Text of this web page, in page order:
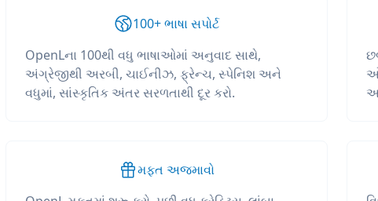
100+ ભાષા સપોર્ટ
OpenLના 100થી વધુ ભાષાઓમાં અનુવાદ સાથે,
અંગ્રેજીથી અરબી, ચાઈનીઝ, ફ્રેન્ચ, સ્પેનિશ અને
વધુમાં, સાંસ્કૃતિક અંતર સરળતાથી દૂર કરો.
મફત અજમાવો